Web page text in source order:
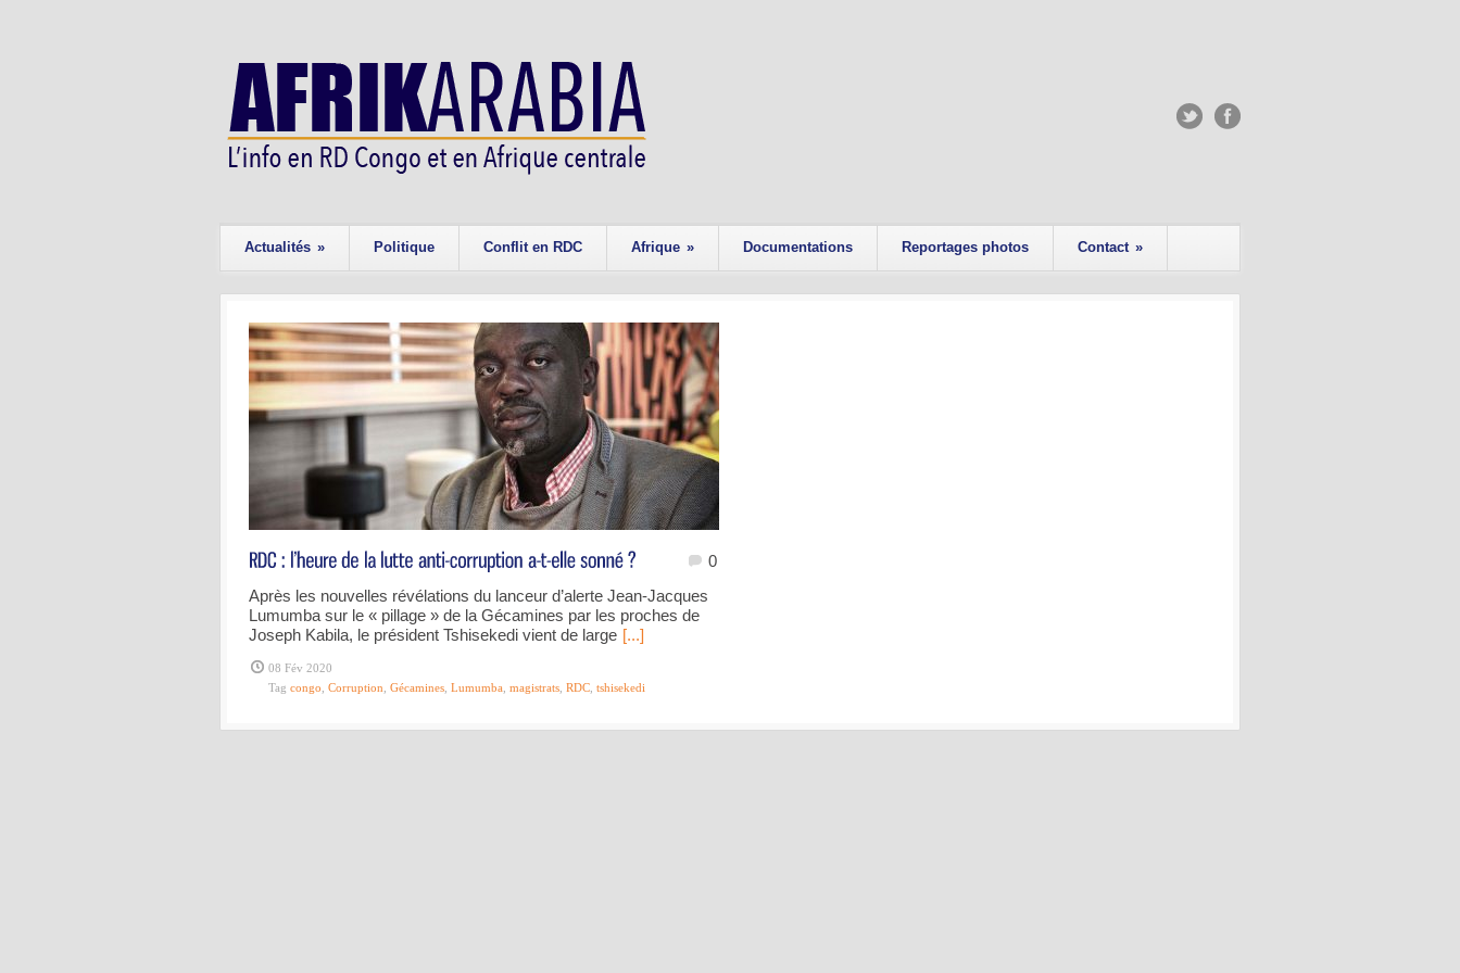
Actualités » Politique Conflit en RDC Afrique » Documentations Reportages photos Contact »
0
Après les nouvelles révélations du lanceur d’alerte Jean-Jacques
Lumumba sur le « pillage » de la Gécamines par les proches de
Joseph Kabila, le président Tshisekedi vient de large [...]
08 Fév 2020
Tag congo Corruption Gécamines Lumumba magistrats RDC tshisekedi